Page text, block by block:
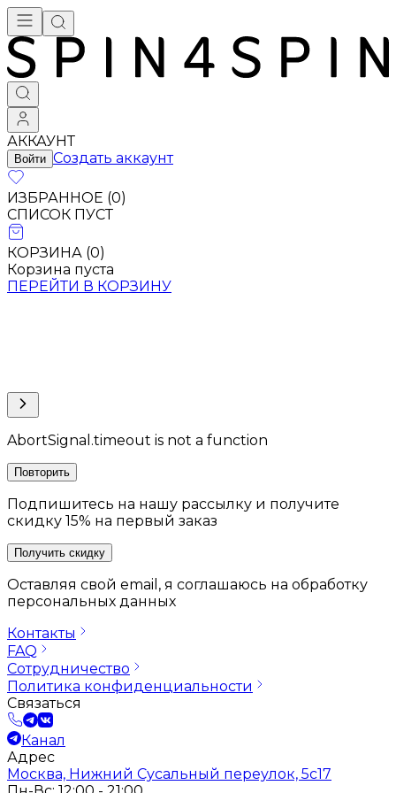
АККАУНТ
Войти Создать аккаунт
ИЗБРАННОЕ (0)
СПИСОК ПУСТ
КОРЗИНА (0)
Корзина пуста
ПЕРЕЙТИ В КОРЗИНУ
AbortSignal.timeout is not a function
Повторить
Подпишитесь на нашу рассылку и получите
скидку 15% на первый заказ
Получить скидку
Оставляя свой email, я соглашаюсь на обработку
персональных данных
Контакты
FAQ
Сотрудничество
Политика конфиденциальности
Связаться
Канал
Адрес
Москва, Нижний Сусальный переулок, 5с17